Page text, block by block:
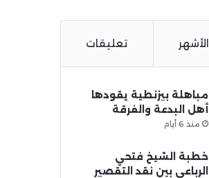
الأشهر تعليقات
مباهلة بيزنطية يقودها
أهل البدعة والفرقة
منذ 6 أيام
خطبة الشيخ فتحي
الرباعي بين نقد التقصير